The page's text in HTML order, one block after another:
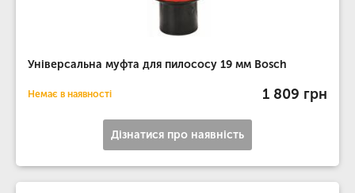
Універсальна муфта для пилососу 19 мм Bosch
Немає в наявності 1 809 грн
Дізнатися про наявність